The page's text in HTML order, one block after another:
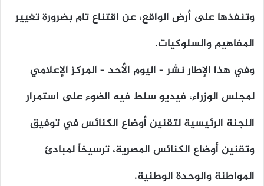
وتنفذها على أرض الواقع، عن اقتناع تام بضرورة تغيير
المفاهيم والسلوكيات.
وفي هذا الإطار نشر – اليوم الأحد – المركز الإعلامي
لمجلس الوزراء، فيديو سلط فيه الضوء على استمرار
اللجنة الرئيسية لتقنين أوضاع الكنائس في توفيق
وتقنين أوضاع الكنائس المصرية، ترسيخاً لمبادئ
المواطنة والوحدة الوطنية.